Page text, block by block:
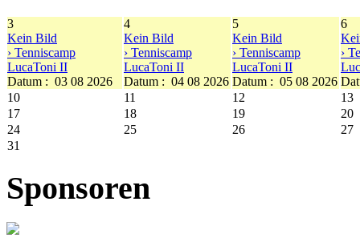
3
Kein Bild
› Tenniscamp
LucaToni II
Datum : 03 08 2026
4
Kein Bild
› Tenniscamp
LucaToni II
Datum : 04 08 2026
5
Kein Bild
› Tenniscamp
LucaToni II
Datum : 05 08 2026
6
›
10
11 12
13
17
18 19
20
24
25 26
27
31
Sponsoren